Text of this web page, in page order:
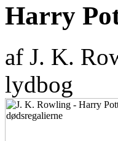
Harry
af J. K.
lydbog